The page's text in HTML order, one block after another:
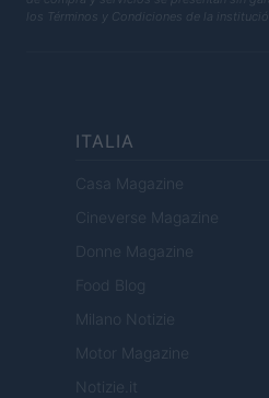
los Términos y Condiciones de la
ITALIA
Casa Magazine
Cineverse Magazine
Donne Magazine
Food Blog
Milano Notizie
Motor Magazine
Notizie.it